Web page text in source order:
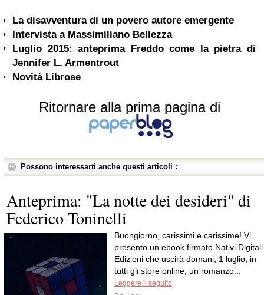
La disavventura di un povero autore emergente
Intervista a Massimiliano Bellezza
Luglio 2015: anteprima Freddo come la pietra di
Jennifer L. Armentrout
Novità Librose
Ritornare alla prima pagina di
Possono interessarti anche questi articoli :
Anteprima: "La notte dei desideri" di
Federico Toninelli
Buongiorno, carissimi e carissime! Vi
presento un ebook firmato Nativi Digitali
Edizioni che uscirà domani, 1 luglio, in
tutti gli store online, un romanzo...
Leggere il seguito